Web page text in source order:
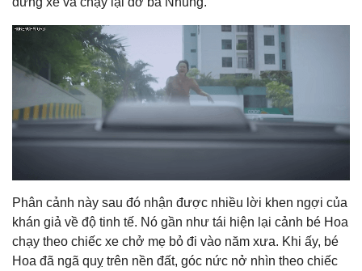
Phân cảnh này sau đó nhận được nhiều lời khen ngợi của
khán giả về độ tinh tế. Nó gần như tái hiện lại cảnh bé Hoa
chạy theo chiếc xe chở mẹ bỏ đi vào năm xưa. Khi ấy, bé
Hoa đã ngã quỵ trên nền đất, góc nức nở nhìn theo chiếc